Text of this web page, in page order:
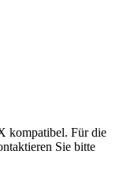
kompatibel. Für die
Sie bitte